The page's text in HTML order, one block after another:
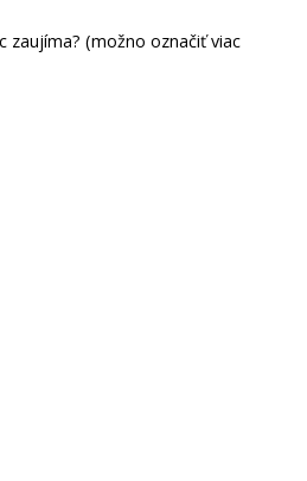
zaujíma? (možno označiť viac